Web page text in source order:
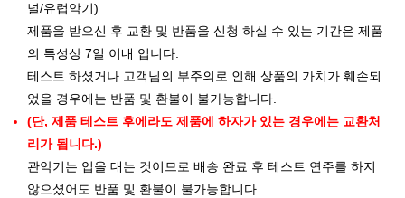
널/유럽악기)
제품을 받으신 후 교환 및 반품을 신청 하실 수 있는 기간은 제품
의 특성상 7일 이내 입니다.
테스트 하셨거나 고객님의 부주의로 인해 상품의 가치가 훼손되
었을 경우에는 반품 및 환불이 불가능합니다.
(단, 제품 테스트 후에라도 제품에 하자가 있는 경우에는 교환처
리가 됩니다.)
관악기는 입을 대는 것이므로 배송 완료 후 테스트 연주를 하지
않으셨어도 반품 및 환불이 불가능합니다.